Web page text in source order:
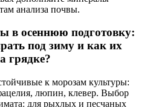
анализа почвы.
в осеннюю подготовку:
под зиму и как их
грядке?
к морозам культуры:
люпин, клевер. Выбор
для рыхлых и песчаных